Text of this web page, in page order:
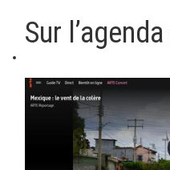
Sur l’agenda